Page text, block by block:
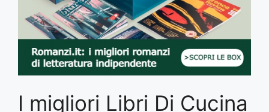
I migliori Libri Di Cucina